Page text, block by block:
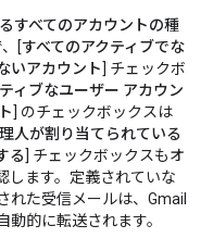
すべてのアカウントの種
、[すべてのアクティブでな
いアカウント] チェックボ
ィブなユーザー アカウン
] のチェックボックスは
人が割り当てられている
る] チェックボックスもオ
します。定義されていな
れた受信メールは、Gmail
的に転送されます。